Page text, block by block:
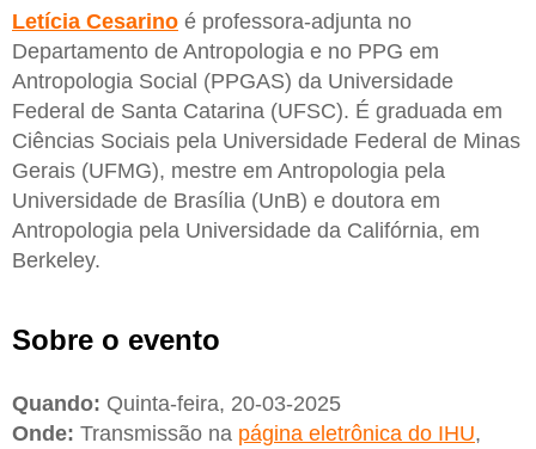
Letícia Cesarino é professora-adjunta no
Departamento de Antropologia e no PPG em
Antropologia Social (PPGAS) da Universidade
Federal de Santa Catarina (UFSC). É graduada em
Ciências Sociais pela Universidade Federal de Minas
Gerais (UFMG), mestre em Antropologia pela
Universidade de Brasília (UnB) e doutora em
Antropologia pela Universidade da Califórnia, em
Berkeley.
Sobre o evento
Quando: Quinta-feira, 20-03-2025
Onde: Transmissão na página eletrônica do IHU,